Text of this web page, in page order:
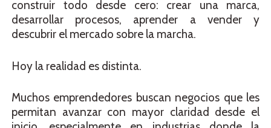
construir todo desde cero: crear una marca,
desarrollar procesos, aprender a vender y
descubrir el mercado sobre la marcha.
Hoy la realidad es distinta.
Muchos emprendedores buscan negocios que les
permitan avanzar con mayor claridad desde el